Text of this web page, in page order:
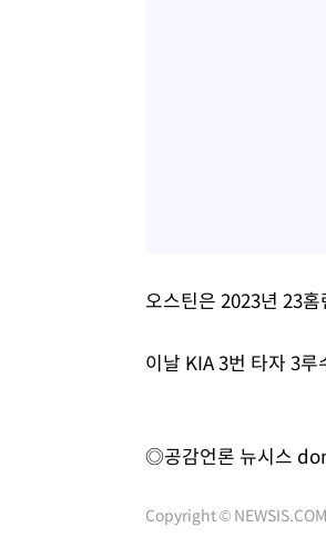
오스틴은 2023년 23
이날 KIA 3번 타자 3
◎공감언론 뉴시스
Copyright ©